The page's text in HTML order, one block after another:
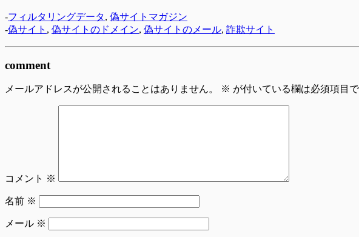
-フィルタリングデータ, 偽サイトマガジン
-偽サイト , 偽サイトのドメイン, 偽サイトのメール, 詐欺サイト
comment
メールアドレスが公開されることはありません。 ※ が付いている欄は必須項目
コメント ※
名前 ※
メール ※